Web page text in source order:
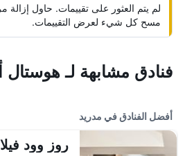
لم يتم العثور على تقييمات. حاول إزالة
مسح كل شيء لعرض التقييمات.
فنادق مشابهة لـ هوستال
أفضل الفنادق في مدريد